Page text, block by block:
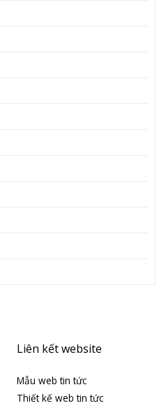
Liên kết website
Mẫu web tin tức
Thiết kế web tin tức